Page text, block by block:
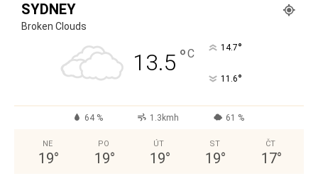
SYDNEY
Broken Clouds
13.5 °C 14.7°
11.6°
64 % 1.3kmh 61 %
NE
19°
PO
19°
ÚT
19°
ST
19°
ČT
17°